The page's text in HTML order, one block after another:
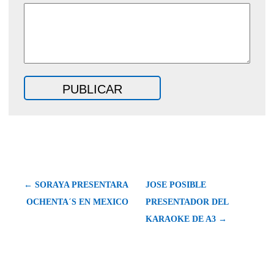
← SORAYA PRESENTARA
OCHENTA´S EN MEXICO
JOSE POSIBLE
PRESENTADOR DEL
KARAOKE DE A3 →